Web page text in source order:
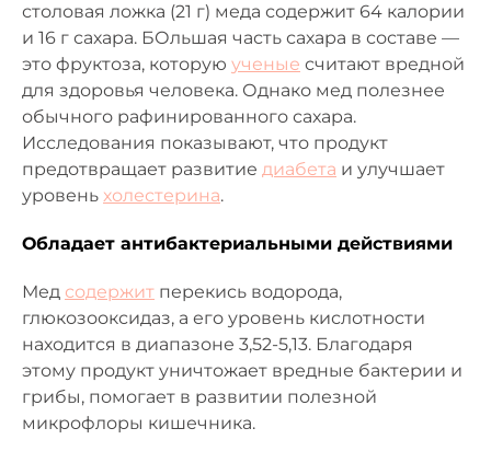
столовая ложка (21 г) меда содержит 64 калории
и 16 г сахара. БОльшая часть сахара в составе —
это фруктоза, которую ученые считают вредной
для здоровья человека. Однако мед полезнее
обычного рафинированного сахара.
Исследования показывают, что продукт
предотвращает развитие диабета и улучшает
уровень холестерина.
Обладает антибактериальными действиями
Мед содержит перекись водорода,
глюкозооксидаз, а его уровень кислотности
находится в диапазоне 3,52-5,13. Благодаря
этому продукт уничтожает вредные бактерии и
грибы, помогает в развитии полезной
микрофлоры кишечника.